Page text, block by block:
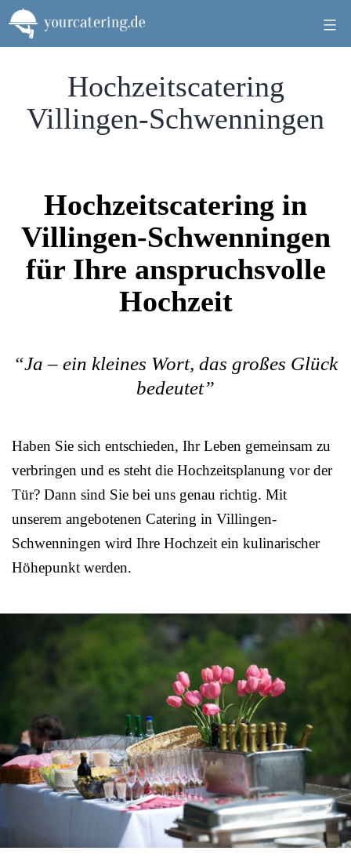
Zum
Inhalt
springen
Hochzeitscatering
Villingen-Schwenningen
Hochzeitscatering in
Villingen-Schwenningen
für Ihre anspruchsvolle
Hochzeit
“Ja – ein kleines Wort, das großes Glück
bedeutet”
Haben Sie sich entschieden, Ihr Leben gemeinsam zu
verbringen und es steht die Hochzeitsplanung vor der
Tür? Dann sind Sie bei uns genau richtig. Mit
unserem angebotenen Catering in Villingen-
Schwenningen wird Ihre Hochzeit ein kulinarischer
Höhepunkt werden.